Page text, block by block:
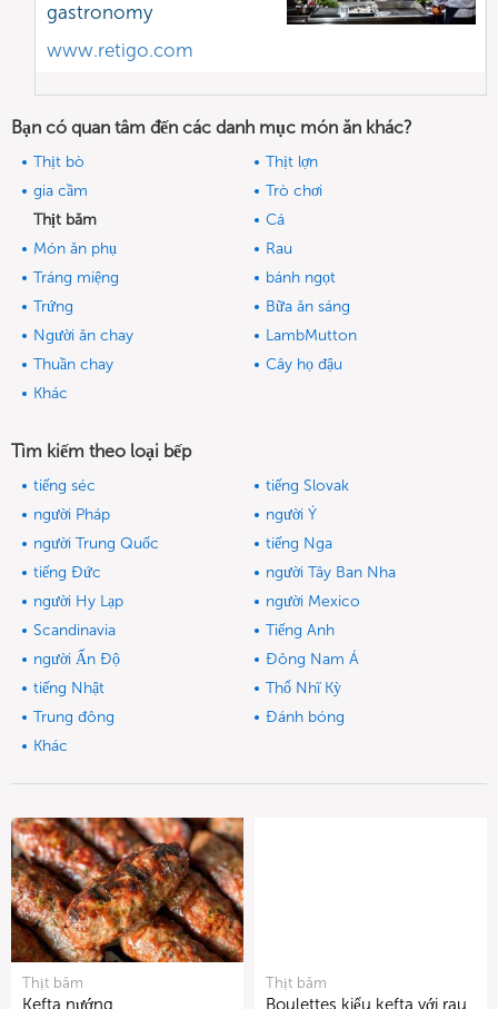
gastronomy
www.retigo.com
Bạn có quan tâm đến các danh mục món ăn khác?
Thịt bò
Thịt lợn
gia cầm
Trò chơi
Thịt băm
Cá
Món ăn phụ
Rau
Tráng miệng
bánh ngọt
Trứng
Bữa ăn sáng
Người ăn chay
LambMutton
Thuần chay
Cây họ đậu
Khác
Tìm kiếm theo loại bếp
tiếng séc
tiếng Slovak
người Pháp
người Ý
người Trung Quốc
tiếng Nga
tiếng Đức
người Tây Ban Nha
người Hy Lạp
người Mexico
Scandinavia
Tiếng Anh
người Ấn Độ
Đông Nam Á
tiếng Nhật
Thổ Nhĩ Kỳ
Trung đông
Đánh bóng
Khác
Thịt băm
Kefta nướng
Thịt băm
Boulettes kiểu kefta với rau